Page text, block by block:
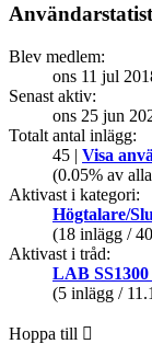
Blev medlem:
ons 11 jul
Senast aktiv:
ons 25 jun
Totalt antal inlägg:
45 | Visa
(0.05% av
Aktivast i kategori:
Högtalare/
(18 inlägg /
Aktivast i tråd:
LAB
(5 inlägg /
Hoppa till